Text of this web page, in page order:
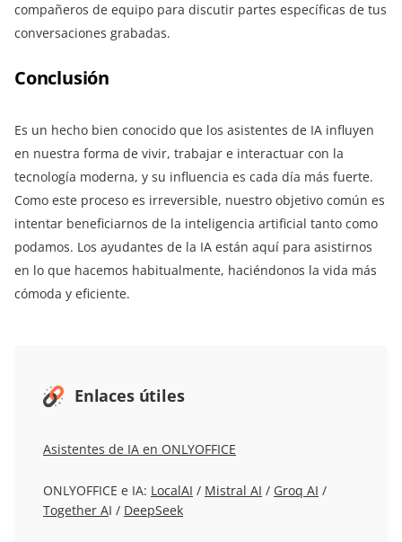
compañeros de equipo para discutir partes específicas de tus
conversaciones grabadas.
Conclusión
Es un hecho bien conocido que los asistentes de IA influyen
en nuestra forma de vivir, trabajar e interactuar con la
tecnología moderna, y su influencia es cada día más fuerte.
Como este proceso es irreversible, nuestro objetivo común es
intentar beneficiarnos de la inteligencia artificial tanto como
podamos. Los ayudantes de la IA están aquí para asistirnos
en lo que hacemos habitualmente, haciéndonos la vida más
cómoda y eficiente.
Enlaces útiles
Asistentes de IA en ONLYOFFICE
ONLYOFFICE e IA: LocalAI / Mistral AI / Groq AI /
Together AI / DeepSeek